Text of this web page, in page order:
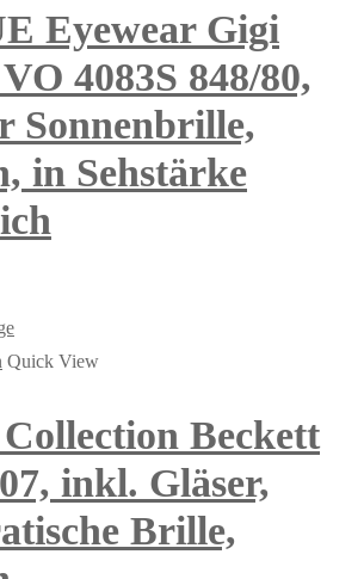
Eyewear Gigi
4083S 848/80,
Sonnenbrille,
in Sehstärke
Quick View
Beckett
inkl. Gläser,
Brille,